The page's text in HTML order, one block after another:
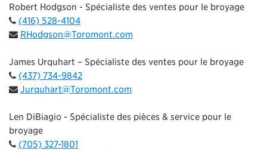
Robert Hodgson - Spécialiste des ventes pour le broyage
(416) 528-4104
RHodgson@Toromont.com
James Urquhart – Spécialiste des ventes pour le broyage
(437) 734-9842
Jurquhart@Toromont.com
Len DiBiagio - Spécialiste des pièces & service pour le
broyage
(705) 327-1801